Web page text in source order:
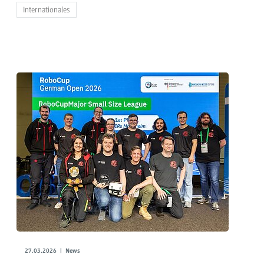
Internationales
27.03.2026 | News